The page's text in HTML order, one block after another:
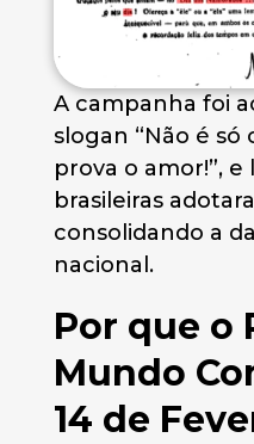
A campanha foi
slogan “Não é só
prova o amor!”,
brasileiras
consolidando a
nacional​​.
Por que o
Mundo
14 de